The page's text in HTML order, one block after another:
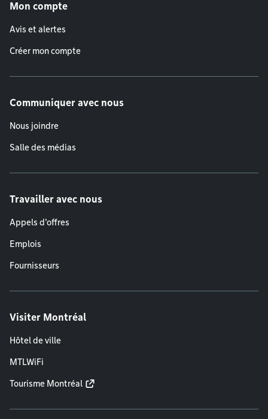
Mon compte
Avis et alertes
Créer mon compte
Communiquer avec nous
Nous joindre
Salle des médias
Travailler avec nous
Appels d'offres
Emplois
Fournisseurs
Visiter Montréal
Hôtel de ville
MTLWiFi
Tourisme Montréal